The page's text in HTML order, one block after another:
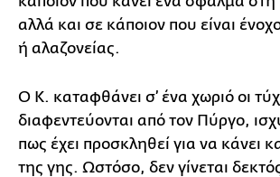
αλλά και σε κάποιον που είναι
ή αλαζονείας.
Ο Κ. καταφθάνει σ’ ένα χωριό οι
διαφεντεύονται από τον Πύργο,
πως έχει προσκληθεί για να κάνει
της γης. Ωστόσο, δεν γίνεται